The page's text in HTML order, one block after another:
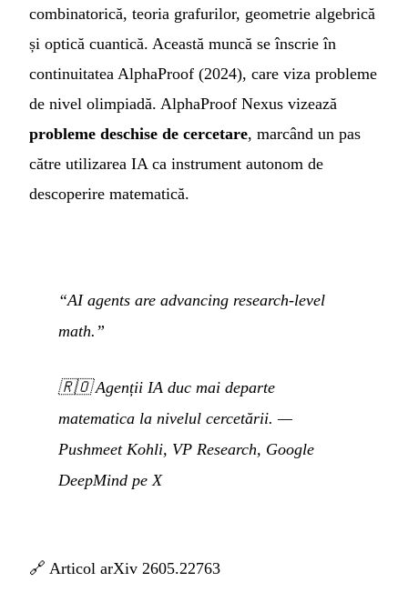
combinatorică, teoria grafurilor, geometrie algebrică
și optică cuantică. Această muncă se înscrie în
continuitatea AlphaProof (2024), care viza probleme
de nivel olimpiadă. AlphaProof Nexus vizează
probleme deschise de cercetare, marcând un pas
către utilizarea IA ca instrument autonom de
descoperire matematică.
“AI agents are advancing research-level
math.”
🇷🇴Agenții IA duc mai departe
matematica la nivelul cercetării. —
Pushmeet Kohli, VP Research, Google
DeepMind pe X
🔗 Articol arXiv 2605.22763